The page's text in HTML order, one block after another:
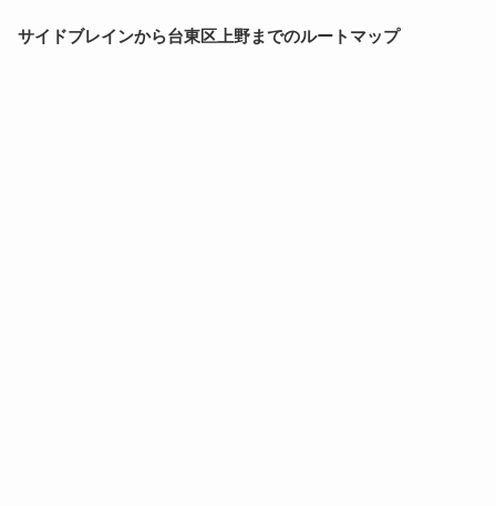
サイドブレインから台東区上野までのルートマップ